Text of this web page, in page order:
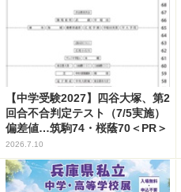
【中学受験2027】四谷大塚、第2
回合不合判定テスト（7/5実施）
偏差値…筑駒74・桜蔭70＜PR＞
2026.7.10